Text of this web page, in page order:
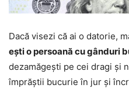
Dacă visezi că ai o datorie,
ești o persoană cu gânduri
dezamăgești pe cei dragi și
împrăștii bucurie în jur și